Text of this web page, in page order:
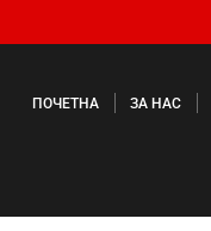
ПОЧЕТНА ЗА НАС